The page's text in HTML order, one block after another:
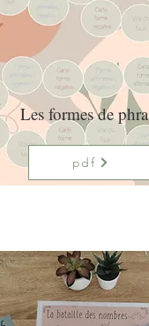
pdf
Les formes de